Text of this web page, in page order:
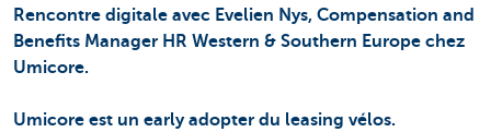
Rencontre digitale avec Evelien Nys, Compensation and
Benefits Manager HR Western & Southern Europe chez
Umicore.
Umicore est un early adopter du leasing vélos.